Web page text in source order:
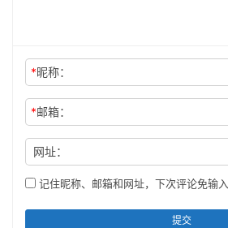
*昵称：
*邮箱：
网址：
记住昵称、邮箱和网址，下次评论免输入
提交